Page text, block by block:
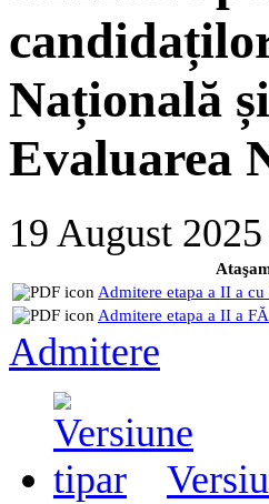
Națională
Evaluarea
19 August
Admitere etapa a II a
Admitere etapa a II a
Admitere